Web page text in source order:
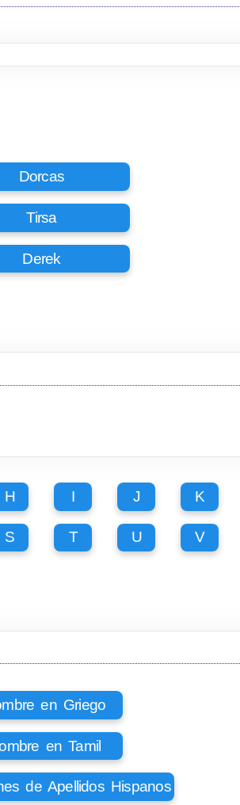
Dorcas
Tirsa
Derek
H I J K
S T U V
en Griego
en Tamil
de Apellidos Hispanos